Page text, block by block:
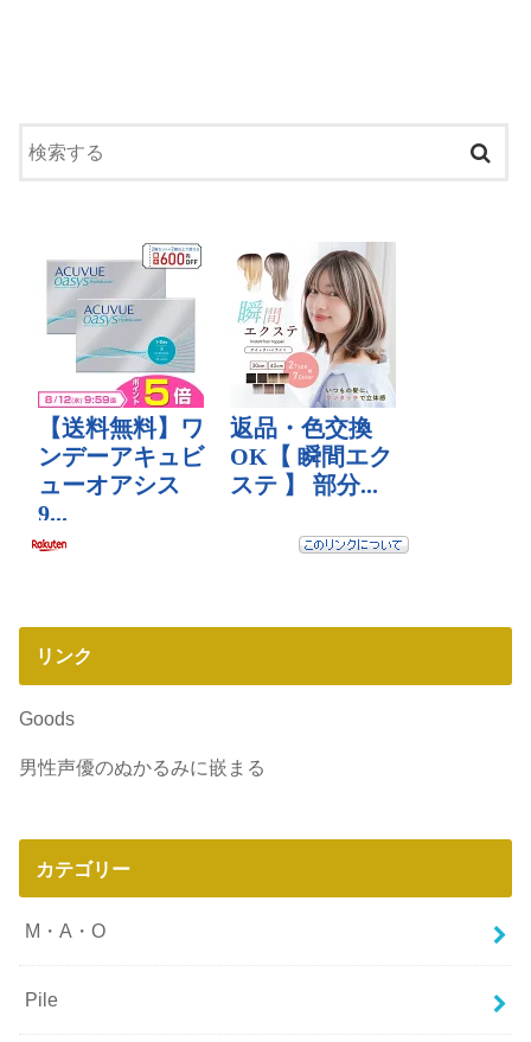
リンク
Goods
男性声優のぬかるみに嵌まる
カテゴリー
M・A・O
Pile